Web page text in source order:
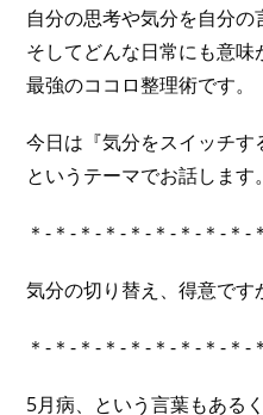
自分の思考や気分を自分の
そしてどんな日常にも意
最強のココロ整理術です。
今日は『気分をスイッチす
というテーマでお話します。
＊-＊-＊-＊-＊-＊-＊-＊-＊-
気分の切り替え、得意です
＊-＊-＊-＊-＊-＊-＊-＊-＊-
5月病、という言葉もあるく